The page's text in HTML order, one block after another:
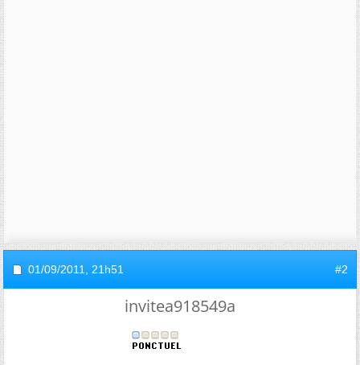
01/09/2011, 21h51 #2
invitea918549a